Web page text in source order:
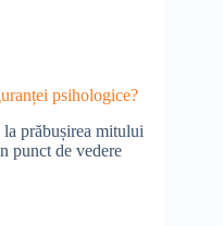
psihologice?
prăbușirea mitului
punct de vedere